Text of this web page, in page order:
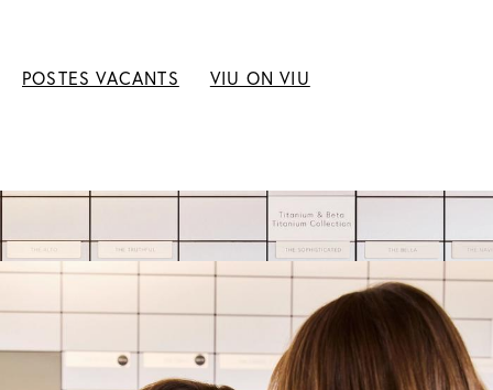
POSTES VACANTS VIU ON VIU
Chez VIU Eyewear, nous allions l'excellence du design
suisse à un savoir-faire artisanal de premier ordre et
aux meilleurs matériaux au monde. Nous sommes